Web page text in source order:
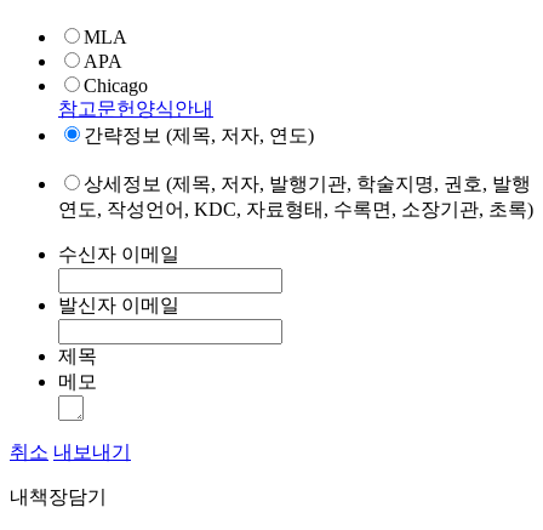
MLA
APA
Chicago
참고문헌양식안내
간략정보 (제목, 저자, 연도)
상세정보 (제목, 저자, 발행기관, 학술지명, 권호, 발행
연도, 작성언어, KDC, 자료형태, 수록면, 소장기관, 초록)
수신자 이메일
발신자 이메일
제목
메모
취소 내보내기
내책장담기